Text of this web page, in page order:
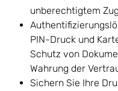
unberechtigtem
PIN-Druck und
Schutz von
Wahrung der
Sichern Sie Ihre